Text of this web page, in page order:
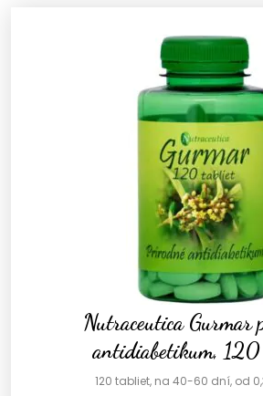
Nutraceutica Gurmar
antidiabetikum,
120 tabliet, na 40-60 dní, od